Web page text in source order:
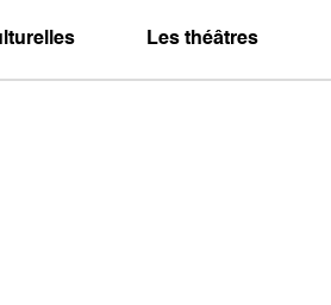
Les théâtres